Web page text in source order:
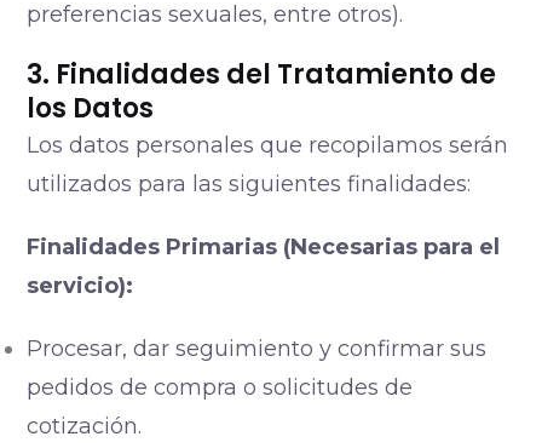
preferencias sexuales, entre otros).
3. Finalidades del Tratamiento de
los Datos
Los datos personales que recopilamos serán
utilizados para las siguientes finalidades:
Finalidades Primarias (Necesarias para el
servicio):
Procesar, dar seguimiento y confirmar sus
pedidos de compra o solicitudes de
cotización.